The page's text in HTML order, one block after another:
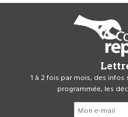
1 à 2 fois par mois, des
programmée, les